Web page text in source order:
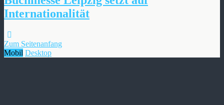
Internationalität
Zum Seitenanfang
Mobil Desktop